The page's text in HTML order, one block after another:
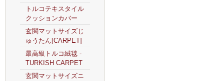
トルコテキスタイル
クッションカバー
玄関マットサイズじ
ゅうたん[CARPET]
最高級トルコ絨毯 -
TURKISH CARPET
玄関マットサイズニ